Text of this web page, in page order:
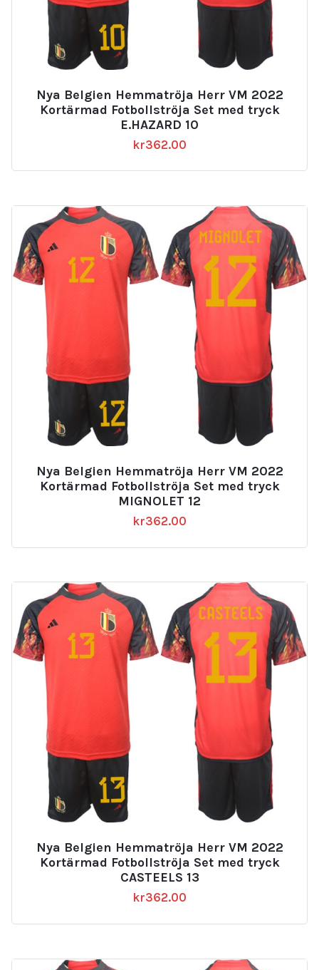
Nya Belgien Hemmatröja Herr VM 2022
Kortärmad Fotbollströja Set med tryck
E.HAZARD 10
kr362.00
Nya Belgien Hemmatröja Herr VM 2022
Kortärmad Fotbollströja Set med tryck
MIGNOLET 12
kr362.00
Nya Belgien Hemmatröja Herr VM 2022
Kortärmad Fotbollströja Set med tryck
CASTEELS 13
kr362.00